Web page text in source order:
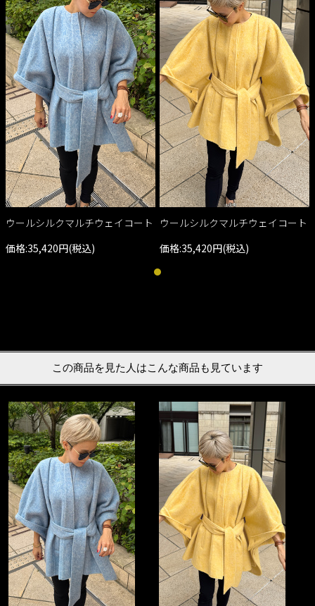
ウールシルクマルチウェイコート
価格:35,420円(税込)
ウールシルクマルチウェイコート
価格:35,420円(税込)
この商品を見た人はこんな商品も見ています